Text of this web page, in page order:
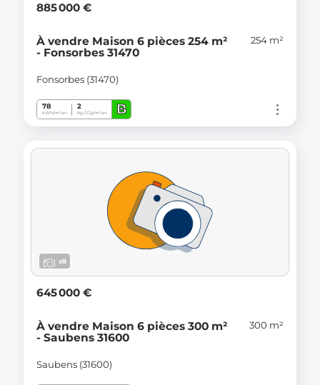
885 000 €
À vendre Maison 6 pièces 254 m²
- Fonsorbes 31470
254 m²
Fonsorbes (31470)
78
kWh/m².an
2
Kg CO2/m².an B
x8
645 000 €
À vendre Maison 6 pièces 300 m²
- Saubens 31600
300 m²
Saubens (31600)